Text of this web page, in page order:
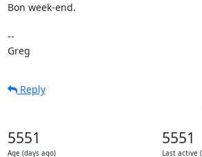
Bon week-end.
--
Greg
Reply
5551
Age (days ago)
5551
Last active